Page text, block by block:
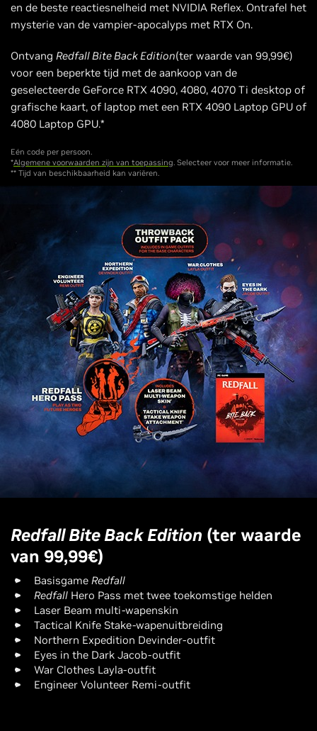
en de beste reactiesnelheid met NVIDIA Reflex. Ontrafel het
mysterie van de vampier-apocalyps met RTX On.
Ontvang Redfall Bite Back Edition(ter waarde van 99,99€)
voor een beperkte tijd met de aankoop van de
geselecteerde GeForce RTX 4090, 4080, 4070 Ti desktop of
grafische kaart, of laptop met een RTX 4090 Laptop GPU of
4080 Laptop GPU.*
Eén code per persoon.
*Algemene voorwaarden zijn van toepassing. Selecteer voor meer informatie.
** Tijd van beschikbaarheid kan variëren.
Redfall Bite Back Edition (ter waarde
van 99,99€)
Basisgame Redfall
RedfallHero Pass met twee toekomstige helden
Laser Beam multi-wapenskin
Tactical Knife Stake-wapenuitbreiding
Northern Expedition Devinder-outfit
Eyes in the Dark Jacob-outfit
War Clothes Layla-outfit
Engineer Volunteer Remi-outfit